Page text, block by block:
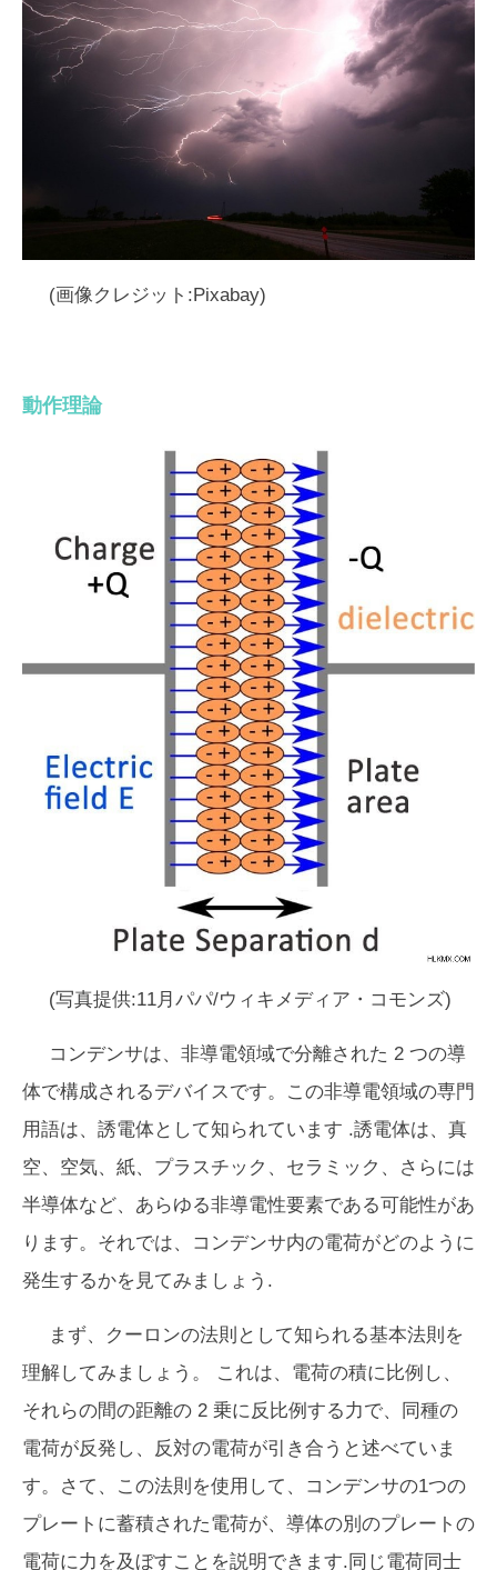
(画像クレジット:Pixabay)
動作理論
(写真提供:11月パパ/ウィキメディア・コモンズ)
コンデンサは、非導電領域で分離された 2 つの導
体で構成されるデバイスです。この非導電領域の専門
用語は、 誘電体として知られています .誘電体は、真
空、空気、紙、プラスチック、セラミック、さらには
半導体など、あらゆる非導電性要素である可能性があ
ります。それでは、コンデンサ内の電荷がどのように
発生するかを見てみましょう.
まず、 クーロンの法則 として知られる基本法則を
理解してみましょう。 これは、電荷の積に比例し、
それらの間の距離の 2 乗に反比例する力で、同種の
電荷が反発し、反対の電荷が引き合うと述べていま
す。さて、この法則を使用して、コンデンサの1つの
プレートに蓄積された電荷が、導体の別のプレートの
電荷に力を及ぼすことを説明できます.同じ電荷同士